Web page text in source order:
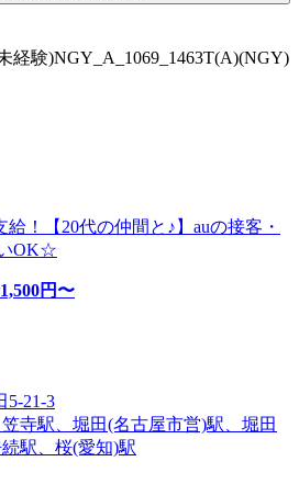
経験)NGY_A_1069_1463T(A)(NGY)
！【20代の仲間と♪】auの接客・
OK☆
1,500円〜
5-21-3
寺駅、堀田(名古屋市営)駅、堀田
駅、桜(愛知)駅